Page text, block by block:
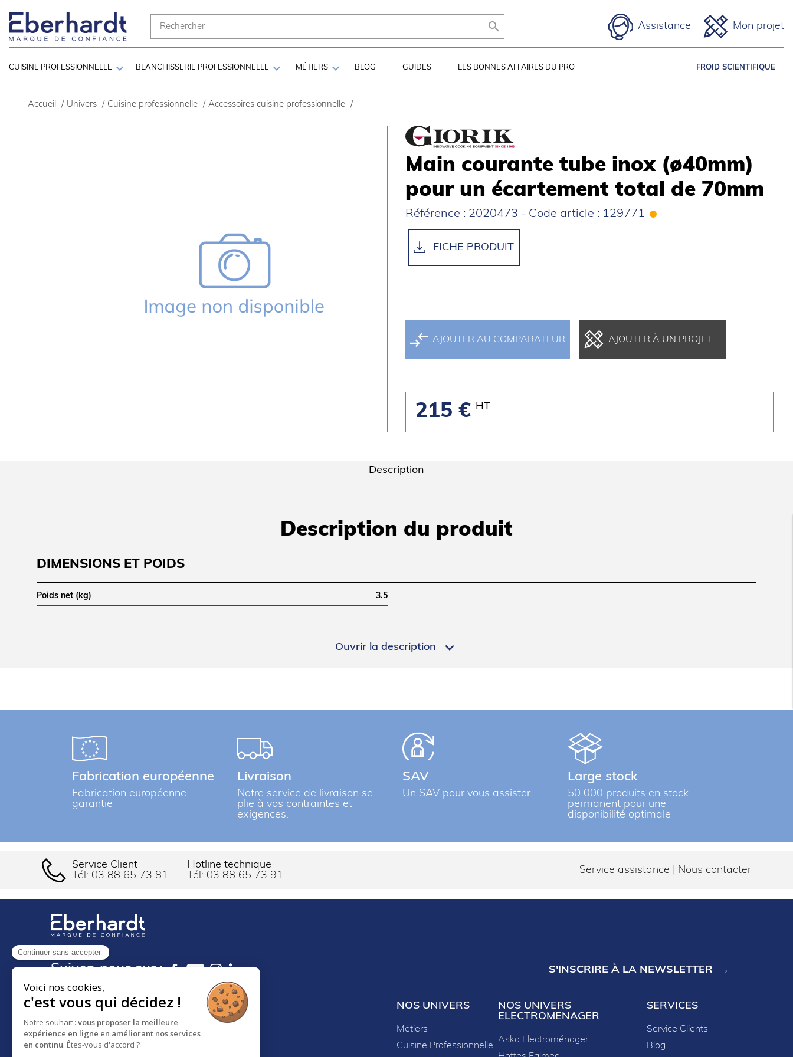
Continuer sans accepter
Voici nos cookies,
c'est vous qui décidez !
Notre souhait : vous proposer la meilleure
expérience en ligne en améliorant nos services
en continu. Êtes-vous d'accord ?
 Assistance Mon projet
CUISINE PROFESSIONNELLE  BLANCHISSERIE PROFESSIONNELLE  MÉTIERS  BLOG GUIDES LES BONNES AFFAIRES DU PRO FROID SCIENTIFIQUE
Accueil / Univers / Cuisine professionnelle / Accessoires cuisine professionnelle /
Main courante tube inox (ø40mm)
pour un écartement total de 70mm
Référence : 2020473 - Code article : 129771
FICHE PRODUIT
AJOUTER AU COMPARATEUR AJOUTER À UN PROJET
215 € HT
Description
Ouvrir la description 
Description du produit
DIMENSIONS ET POIDS
Poids net (kg) 3.5
Fabrication européenne
Fabrication européenne
garantie
Livraison
Notre service de livraison se
plie à vos contraintes et
exigences.
SAV
Un SAV pour vous assister
Large stock
50 000 produits en stock
permanent pour une
disponibilité optimale
Service Client
Tél: 03 88 65 73 81
Hotline technique
Tél: 03 88 65 73 91 Service assistance Nous contacter
Suivez-nous sur : S'INSCRIRE À LA NEWSLETTER
18 RUE DES FRÈRES EBERTS
BP 30083 - F-67024
STRASBOURG CEDEX 1
NOS UNIVERS
Métiers
Cuisine Professionnelle
NOS UNIVERS
ELECTROMENAGER
Asko Electroménager
SERVICES
Service Clients
Blog